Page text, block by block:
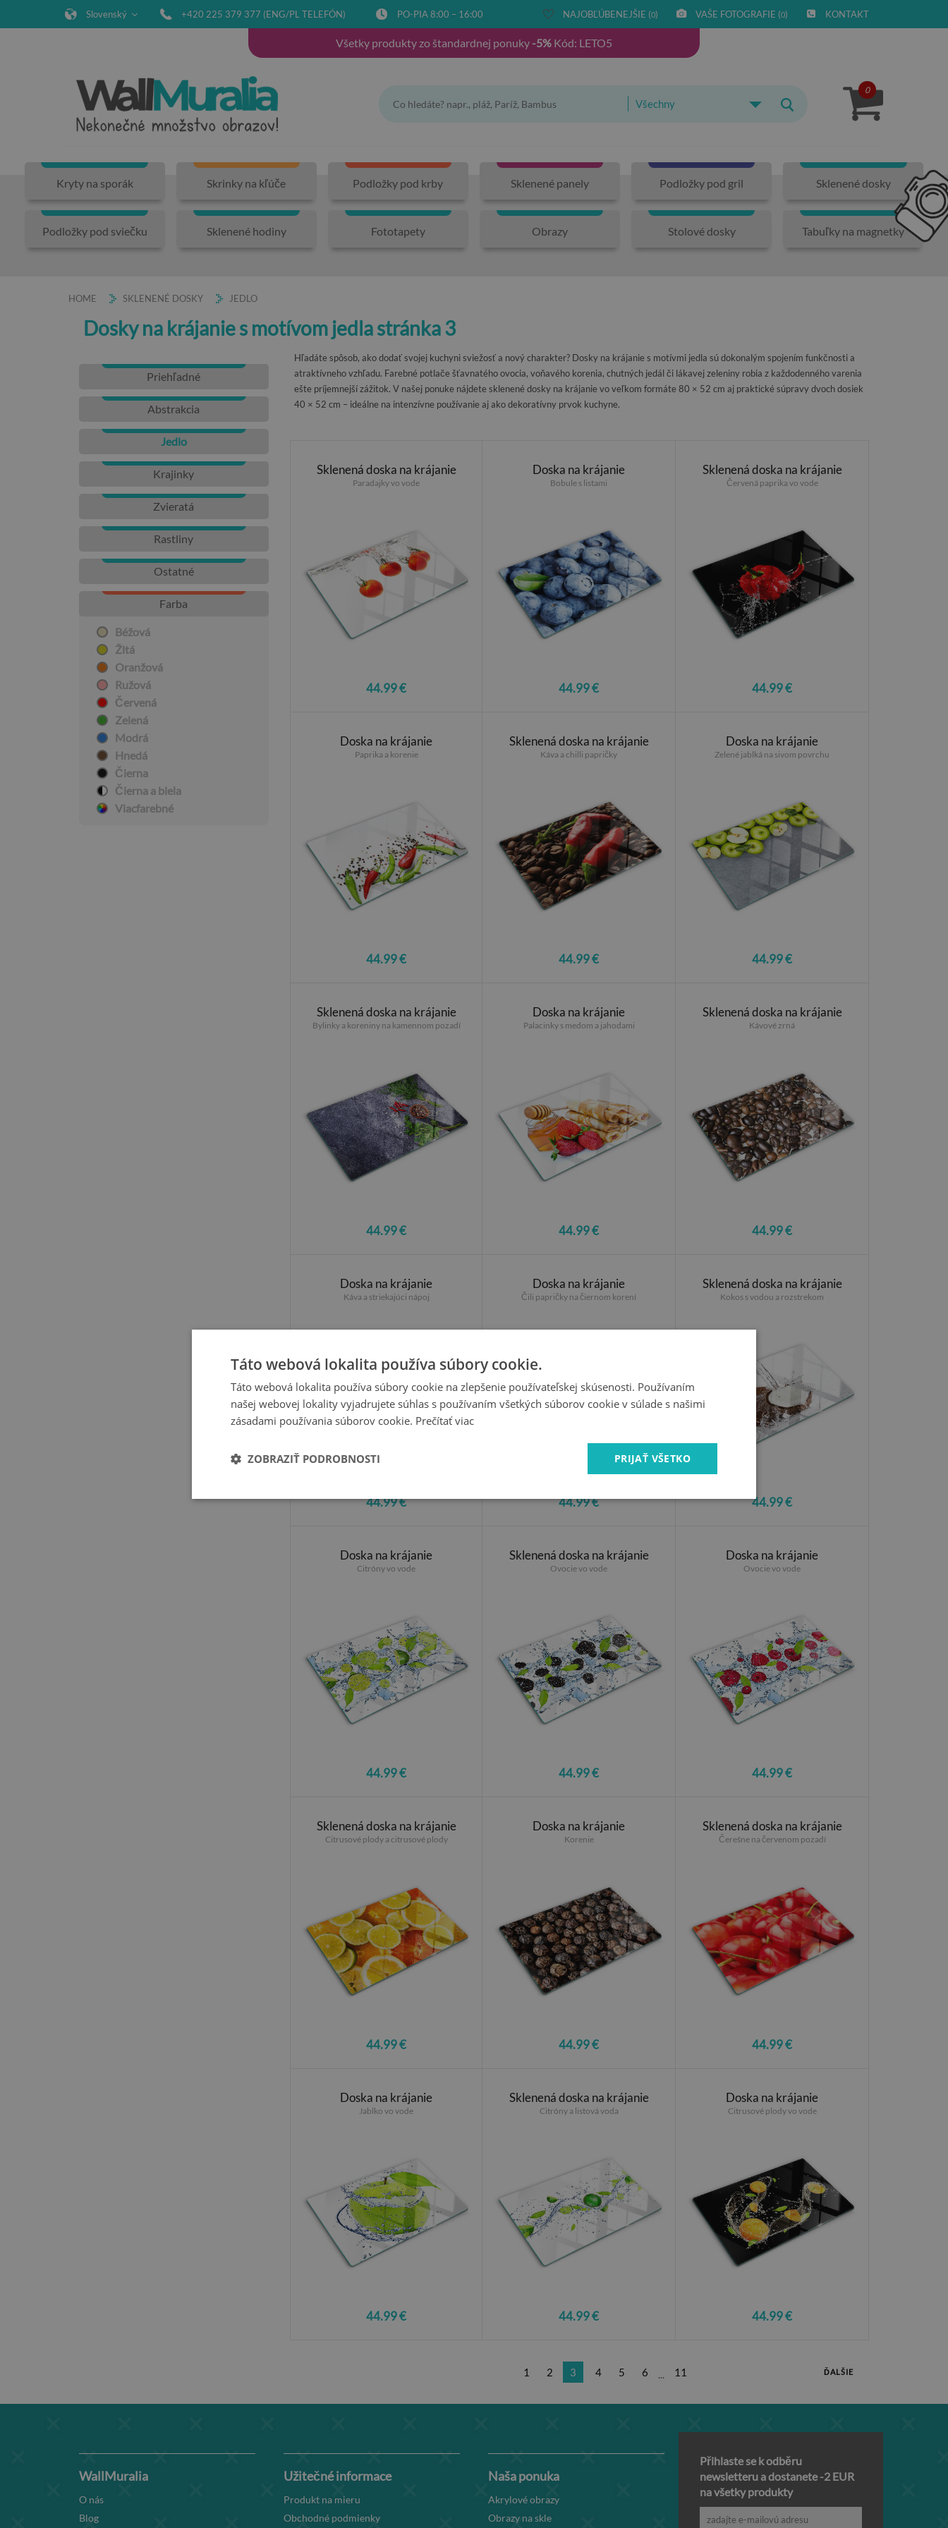
Slovenský +420 225 379 377 (ENG/PL TELEFÓN) PO-PIA 8:00 – 16:00 NAJOBĽÚBENEJŠIE (0) VAŠE FOTOGRAFIE (0) KONTAKT
Všetky produkty zo štandardnej ponuky -5% Kód: LETO5
Všechny
0
Kryty na sporák Skrinky na kľúče Podložky pod krby Sklenené panely Podložky pod gril Sklenené dosky
Podložky pod sviečku Sklenené hodiny Fototapety Obrazy Stolové dosky Tabuľky na magnetky
HOME SKLENENÉ DOSKY JEDLO
Dosky na krájanie s motívom jedla stránka 3
Priehľadné
Abstrakcia
Jedlo
Krajinky
Zvieratá
Rastliny
Ostatné
Farba
Béžová
Žltá
Oranžová
Ružová
Červená
Zelená
Modrá
Hnedá
Čierna
Čierna a biela
Viacfarebné
Hľadáte spôsob, ako dodať svojej kuchyni sviežosť a nový charakter? Dosky na krájanie s motívmi jedla sú dokonalým spojením funkčnosti a
atraktívneho vzhľadu. Farebné potlače šťavnatého ovocia, voňavého korenia, chutných jedál či lákavej zeleniny robia z každodenného varenia
ešte príjemnejší zážitok. V našej ponuke nájdete sklenené dosky na krájanie vo veľkom formáte 80 × 52 cm aj praktické súpravy dvoch dosiek
40 × 52 cm – ideálne na intenzívne používanie aj ako dekoratívny prvok kuchyne.
Sklenená doska na krájanie
Paradajky vo vode
44.99 €
Doska na krájanie
Bobule s listami
44.99 €
Sklenená doska na krájanie
Červená paprika vo vode
44.99 €
Doska na krájanie
Paprika a korenie
44.99 €
Sklenená doska na krájanie
Káva a chilli papričky
44.99 €
Doska na krájanie
Zelené jablká na sivom povrchu
44.99 €
Sklenená doska na krájanie
Bylinky a koreniny na kamennom pozadí
44.99 €
Doska na krájanie
Palacinky s medom a jahodami
44.99 €
Sklenená doska na krájanie
Kávové zrná
44.99 €
Doska na krájanie
Káva a striekajúci nápoj
44.99 €
Doska na krájanie
Čili papričky na čiernom korení
44.99 €
Sklenená doska na krájanie
Kokos s vodou a rozstrekom
44.99 €
Doska na krájanie
Citróny vo vode
44.99 €
Sklenená doska na krájanie
Ovocie vo vode
44.99 €
Doska na krájanie
Ovocie vo vode
44.99 €
Sklenená doska na krájanie
Citrusové plody a citrusové plody
44.99 €
Doska na krájanie
Korenie
44.99 €
Sklenená doska na krájanie
Čerešne na červenom pozadí
44.99 €
Doska na krájanie
Jablko vo vode
44.99 €
Sklenená doska na krájanie
Citróny a listová voda
44.99 €
Doska na krájanie
Citrusové plody vo vode
44.99 €
1 2 3 4 5 6 ... 11 ĎALŠIE
WallMuralia
O nás
Blog
Užitečné informace
Produkt na mieru
Obchodné podmienky
Naša ponuka
Akrylové obrazy
Obrazy na skle
Přihlaste se k odběru
newsletteru a dostanete -2 EUR
na všetky produkty
Táto webová lokalita používa súbory cookie.
Táto webová lokalita používa súbory cookie na zlepšenie používateľskej skúsenosti. Používaním
našej webovej lokality vyjadrujete súhlas s používaním všetkých súborov cookie v súlade s našimi
zásadami používania súborov cookie. Prečítať viac
PRIJAŤ VŠETKO
ZOBRAZIŤ PODROBNOSTI